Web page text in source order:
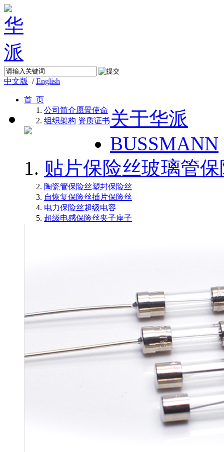
中文版 /English
首 页
关于华派
公司简介愿景使命
组织架构 资质证书
BUSSMANN
贴片保险丝玻璃管
陶瓷管保险丝塑封保险丝
自恢复保险丝插片保险丝
电力保险丝超级电容
超级电感保险丝夹子座子